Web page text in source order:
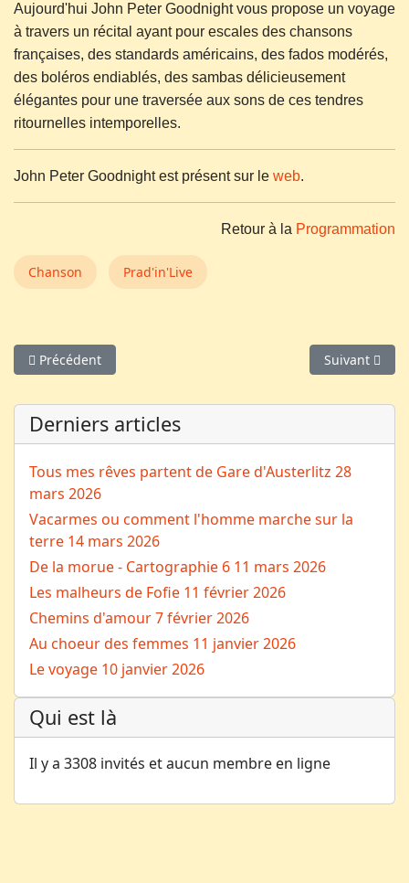
Aujourd'hui John Peter Goodnight vous propose un voyage
à travers un récital ayant pour escales des chansons
françaises, des standards américains, des fados modérés,
des boléros endiablés, des sambas délicieusement
élégantes pour une traversée aux sons de ces tendres
ritournelles intemporelles.
John Peter Goodnight est présent sur le web.
Retour à la Programmation
Chanson Prad'in'Live
Article précédent : La Troupe en Boule
Précédent Article
Suivant
Derniers articles
Tous mes rêves partent de Gare d'Austerlitz 28
mars 2026
Vacarmes ou comment l'homme marche sur la
terre 14 mars 2026
De la morue - Cartographie 6 11 mars 2026
Les malheurs de Fofie 11 février 2026
Chemins d'amour7 février 2026
Au choeur des femmes 11 janvier 2026
Le voyage 10 janvier 2026
Qui est là
Il y a 3308 invités et aucun membre en ligne